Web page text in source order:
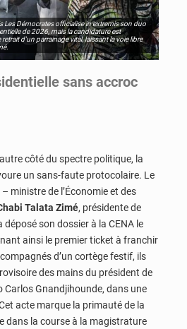
Démocrates officialise in extremis son duo
de 2026, mais la candidature est
d'un parrainage vital, laissant la voie libre
sans accroc
côté du spectre politique, la
un sans-faute protocolaire. Le
– ministre de l’Économie et des
Talata Zimé, présidente de
déposé son dossier à la CENA le
ainsi le premier ticket à franchir
d’un cortège festif, ils
des mains du président de
Carlos Gnandjihounde, dans une
acte marque la primauté de la
dans la course à la magistrature